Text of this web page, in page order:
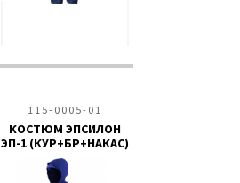
115-0005-01
КОСТЮМ ЭПСИЛОН
ЭП-1 (КУР+БР+НАКАС)